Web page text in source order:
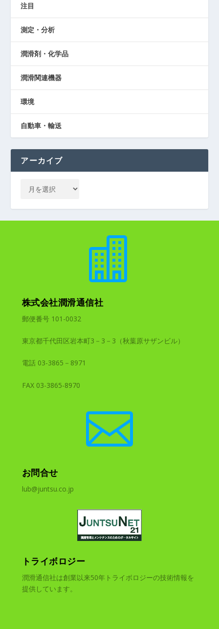
注目
測定・分析
潤滑剤・化学品
潤滑関連機器
環境
自動車・輸送
アーカイブ

株式会社潤滑通信社
郵便番号 101-0032
東京都千代田区岩本町3－3－3（秋葉原サザンビル）
電話 03-3865－8971
FAX 03-3865-8970

お問合せ
lub@juntsu.co.jp
トライボロジー
潤滑通信社は創業以来50年トライボロジーの技術情報を
提供しています。